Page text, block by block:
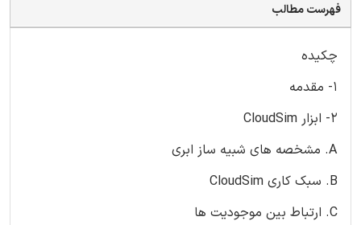
فهرست مطالب
چکیده
1- مقدمه
2- ابزار CloudSim
A. مشخصه های شبیه ساز ابری
B. سبک کاری CloudSim
C. ارتباط بین موجودیت ها